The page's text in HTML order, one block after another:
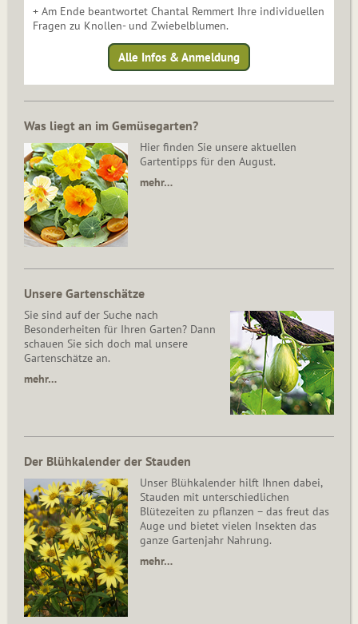
+ Am Ende beantwortet Chantal Remmert Ihre individuellen
Fragen zu Knollen- und Zwiebelblumen.
Alle Infos & Anmeldung
Was liegt an im Gemüsegarten?
Hier finden Sie unsere aktuellen
Gartentipps für den August.
mehr…
Unsere Gartenschätze
Sie sind auf der Suche nach
Besonderheiten für Ihren Garten? Dann
schauen Sie sich doch mal unsere
Gartenschätze an.
mehr…
Der Blühkalender der Stauden
Unser Blühkalender hilft Ihnen dabei,
Stauden mit unterschiedlichen
Blütezeiten zu pflanzen – das freut das
Auge und bietet vielen Insekten das
ganze Gartenjahr Nahrung.
mehr…